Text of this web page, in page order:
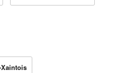
Xaintois